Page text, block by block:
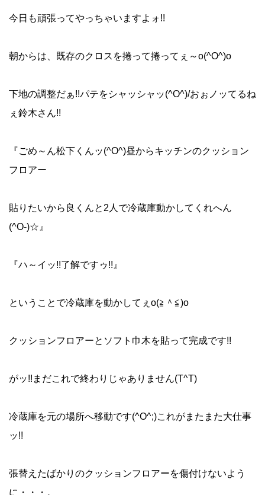
今日も頑張ってやっちゃいますよォ!!
朝からは、既存のクロスを捲って捲ってぇ～o(^O^)o
下地の調整だぁ!!パテをシャッシャッ(^O^)/おぉノッてるね
ぇ鈴木さん!!
『ごめ～ん松下くんッ(^O^)昼からキッチンのクッション
フロアー
貼りたいから良くんと2人で冷蔵庫動かしてくれへん
(^O-)☆』
『ハ～イッ!!了解ですゥ!!』
ということで冷蔵庫を動かしてぇo(≧＾≦)o
クッションフロアーとソフト巾木を貼って完成です!!
がッ!!まだこれで終わりじゃありません(T^T)ゝ
冷蔵庫を元の場所へ移動です(^O^;)これがまたまた大仕事
ッ!!
張替えたばかりのクッションフロアーを傷付けないよう
に・・・。